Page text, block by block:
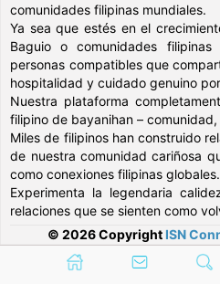
comunidades filipinas mundiales.
Ya sea que estés en el
Baguio o comunidades
personas compatibles que
hospitalidad y cuidado genuino
Nuestra plataforma
filipino de bayanihan –
Miles de filipinos han construido
de nuestra comunidad cariñosa
como conexiones filipinas globales.
Experimenta la legendaria
relaciones que se sienten como
© 2026 Copyright ISN